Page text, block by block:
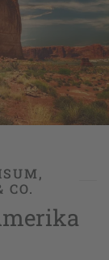
Wüsten
an
in den USA
in die
Chicago bis
an den
beim
Mittleren
CO.